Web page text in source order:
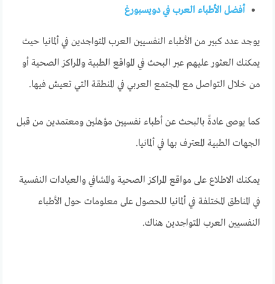
أفضل الأطباء العرب في دويسبورغ
يوجد عدد كبير من الأطباء النفسيين العرب المتواجدين في ألمانيا حيث
يمكنك العثور عليهم عبر البحث في المواقع الطبية والمراكز الصحية أو
من خلال التواصل مع المجتمع العربي في المنطقة التي تعيش فيها.
كما يوصى عادةً بالبحث عن أطباء نفسيين مؤهلين ومعتمدين من قبل
الجهات الطبية المعترف بها في ألمانيا.
يمكنك الاطلاع على مواقع المراكز الصحية والمشافي والعيادات النفسية
في المناطق المختلفة في ألمانيا للحصول على معلومات حول الأطباء
النفسيين العرب المتواجدين هناك.